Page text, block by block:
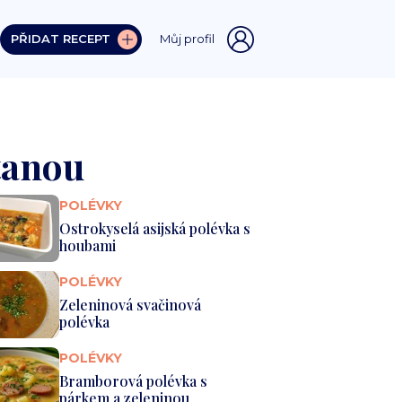
PŘIDAT RECEPT Můj profil
POLÉVKY
Ostrokyselá asijská polévka s
houbami
POLÉVKY
Zeleninová svačinová
polévka
POLÉVKY
Bramborová polévka s
párkem a zeleninou